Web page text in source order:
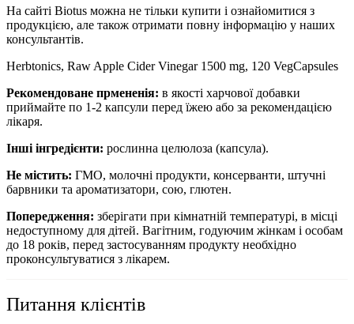
На сайті Biotus можна не тільки купити і ознайомитися з
продукцією, але також отримати повну інформацію у наших
консультантів.
Herbtonics, Raw Apple Cider Vinegar 1500 mg, 120 VegCapsules
Рекомендоване прмененія: в якості харчової добавки
приймайте по 1-2 капсули перед їжею або за рекомендацією
лікаря.
Інші інгредієнти: рослинна целюлоза (капсула).
Не містить: ГМО, молочні продукти, консерванти, штучні
барвники та ароматизатори, сою, глютен.
Попередження: зберігати при кімнатній температурі, в місці
недоступному для дітей. Вагітним, годуючим жінкам і особам
до 18 років, перед застосуванням продукту необхідно
проконсультуватися з лікарем.
Питання клієнтів